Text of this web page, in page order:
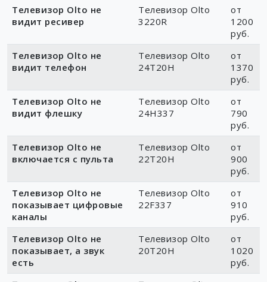
Телевизор Olto не
видит ресивер
Телевизор Olto
3220R
от
1200
руб.
Телевизор Olto не
видит телефон
Телевизор Olto
24T20H
от
1370
руб.
Телевизор Olto не
видит флешку
Телевизор Olto
24H337
от
790
руб.
Телевизор Olto не
включается с пульта
Телевизор Olto
22T20H
от
900
руб.
Телевизор Olto не
показывает цифровые
каналы
Телевизор Olto
22F337
от
910
руб.
Телевизор Olto не
показывает, а звук
есть
Телевизор Olto
20T20H
от
1020
руб.